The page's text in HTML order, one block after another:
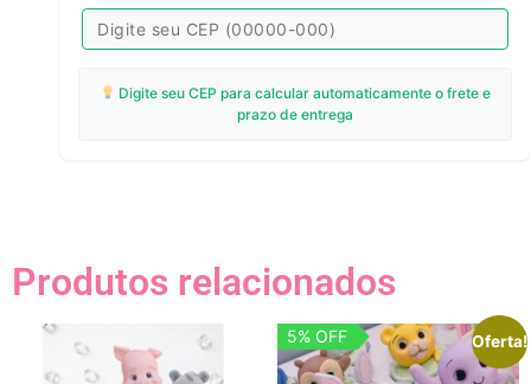
Digite seu CEP para calcular automaticamente o frete e
prazo de entrega
Produtos relacionados
Oferta!
5% OFF